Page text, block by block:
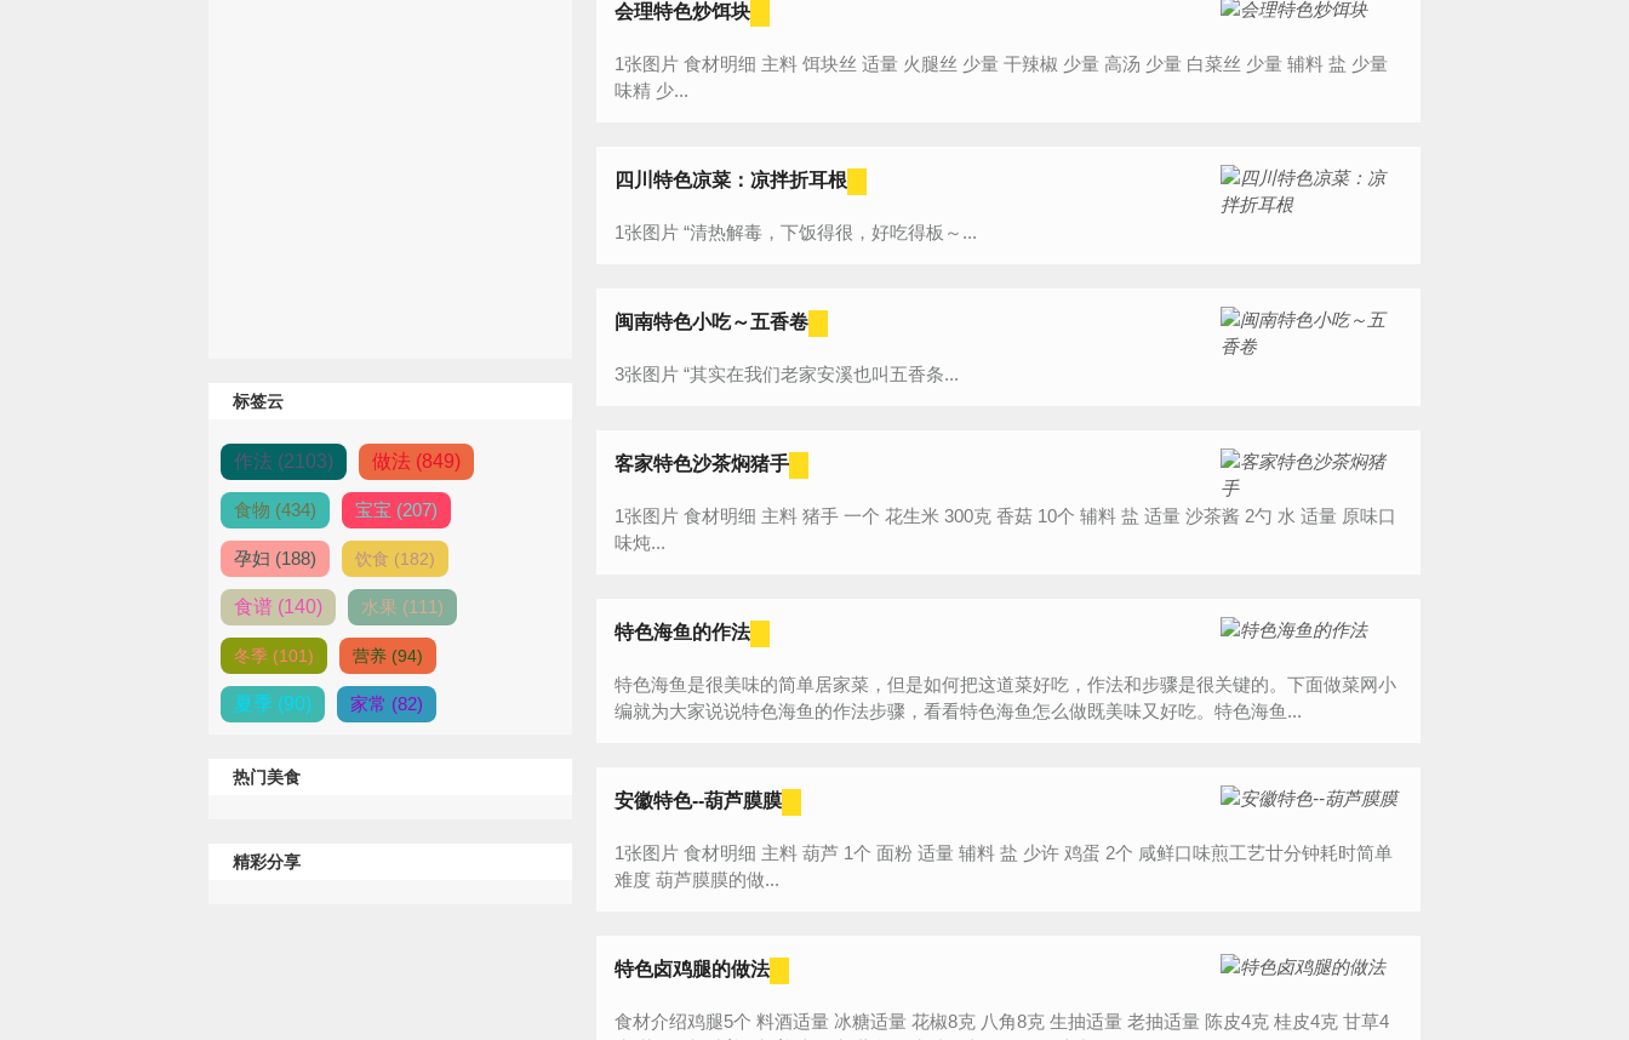
标签云
作法 (2103) 做法 (849)
食物 (434) 宝宝 (207)
孕妇 (188) 饮食 (182)
食谱 (140) 水果 (111)
冬季 (101) 营养 (94)
夏季 (90) 家常 (82)
热门美食
精彩分享
会理特色炒饵块
1张图片 食材明细 主料 饵块丝 适量 火腿丝 少量 干辣椒 少量 高汤 少量 白菜丝 少量 辅料 盐 少量
味精 少...
四川特色凉菜：凉拌折耳根
1张图片 “清热解毒，下饭得很，好吃得板～...
闽南特色小吃～五香卷
3张图片 “其实在我们老家安溪也叫五香条...
客家特色沙茶焖猪手
1张图片 食材明细 主料 猪手 一个 花生米 300克 香菇 10个 辅料 盐 适量 沙茶酱 2勺 水 适量 原味口
味炖...
特色海鱼的作法
特色海鱼是很美味的简单居家菜，但是如何把这道菜好吃，作法和步骤是很关键的。下面做菜网小
编就为大家说说特色海鱼的作法步骤，看看特色海鱼怎么做既美味又好吃。特色海鱼...
安徽特色--葫芦膜膜
1张图片 食材明细 主料 葫芦 1个 面粉 适量 辅料 盐 少许 鸡蛋 2个 咸鲜口味煎工艺廿分钟耗时简单
难度 葫芦膜膜的做...
特色卤鸡腿的做法
食材介绍鸡腿5个 料酒适量 冰糖适量 花椒8克 八角8克 生抽适量 老抽适量 陈皮4克 桂皮4克 甘草4